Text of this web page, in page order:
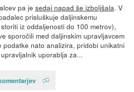
pa je sedaj napad še izboljšala. V
prisluškuje daljinskemu
iz oddaljenosti do 100 metrov),
sporočili med daljinskim upravljavcem
nato analizira, pridobi unikatni
uporablja za...